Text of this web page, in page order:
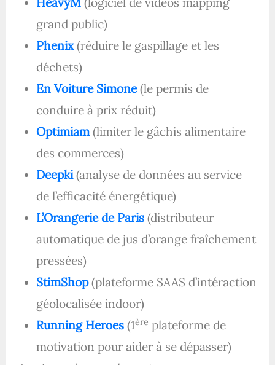
grand public)
Phenix(réduire le gaspillage et les
déchets)
En Voiture Simone(le permis de
conduire à prix réduit)
Optimiam(limiter le gâchis alimentaire
des commerces)
Deepki(analyse de données au service
de l’efficacité énergétique)
L’Orangerie de Paris (distributeur
automatique de jus d’orange fraîchement
pressées)
StimShop(plateforme SAAS d’intéraction
géolocalisée indoor)
Running Heroes(1ère plateforme de
motivation pour aider à se dépasser)